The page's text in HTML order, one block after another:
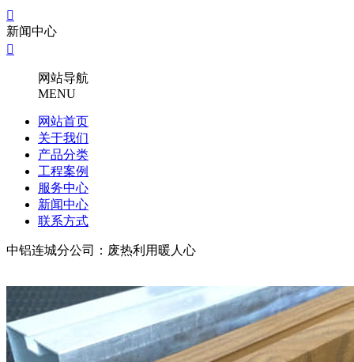

新闻中心

网站导航
MENU
网站首页
关于我们
产品分类
工程案例
服务中心
新闻中心
联系方式
中铝连城分公司：废热利用暖人心